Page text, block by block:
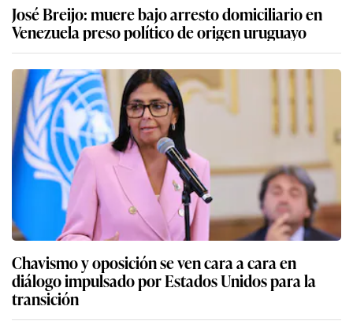
José Breijo: muere bajo arresto domiciliario en
Venezuela preso político de origen uruguayo
Chavismo y oposición se ven cara a cara en
diálogo impulsado por Estados Unidos para la
transición